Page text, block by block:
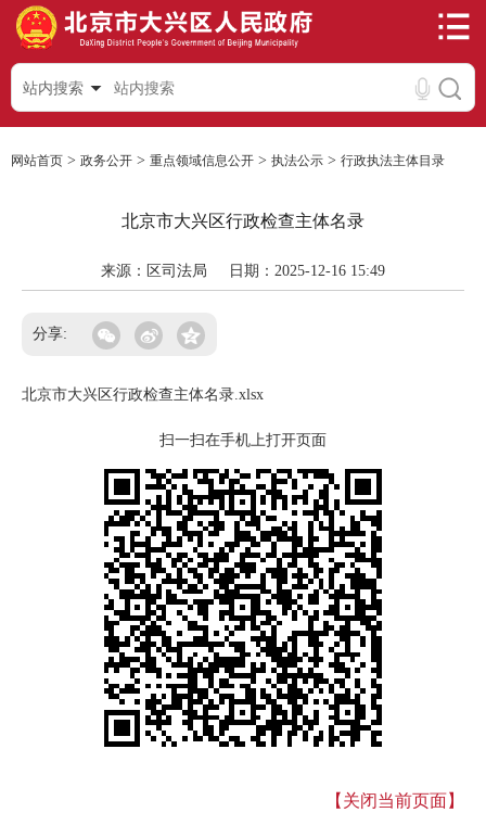
站内搜索
网站首页 > 政务公开 > 重点领域信息公开 > 执法公示 > 行政执法主体目录
北京市大兴区行政检查主体名录
来源：区司法局 日期：2025-12-16 15:49
分享:
北京市大兴区行政检查主体名录.xlsx
扫一扫在手机上打开页面
【关闭当前页面】